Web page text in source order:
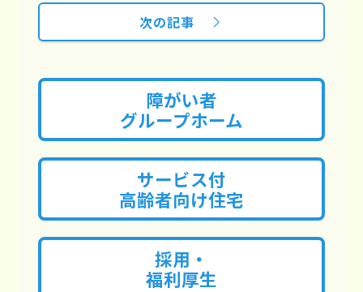
次の記事
障がい者
グループホーム
サービス付
高齢者向け住宅
採用・
福利厚生